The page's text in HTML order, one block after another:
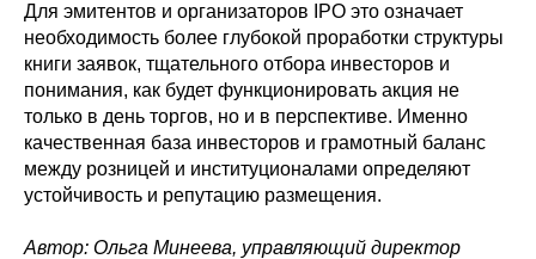
Для эмитентов и организаторов IPO это означает
необходимость более глубокой проработки структуры
книги заявок, тщательного отбора инвесторов и
понимания, как будет функционировать акция не
только в день торгов, но и в перспективе. Именно
качественная база инвесторов и грамотный баланс
между розницей и институционалами определяют
устойчивость и репутацию размещения.
Автор: Ольга Минеева, управляющий директор